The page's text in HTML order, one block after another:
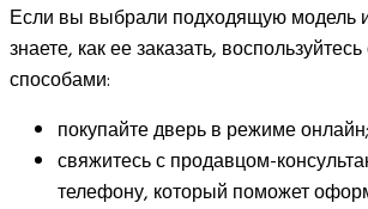
Если вы выбрали подходящую модель
знаете, как ее заказать,
способами:
покупайте дверь в режиме онлайн;
свяжитесь с продавцом-
телефону, который поможет